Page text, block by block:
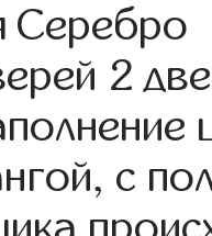
Серебро
2
с